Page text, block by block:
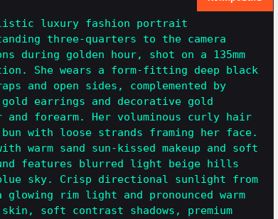
luxury fashion portrait
three-quarters to the camera
during golden hour, shot on a 135mm
She wears a form-fitting deep black
and open sides, complemented by
earrings and decorative gold
and forearm. Her voluminous curly hair
with loose strands framing her face.
warm sand sun-kissed makeup and soft
features blurred light beige hills
sky. Crisp directional sunlight from
rim light and pronounced warm
soft contrast shadows, premium